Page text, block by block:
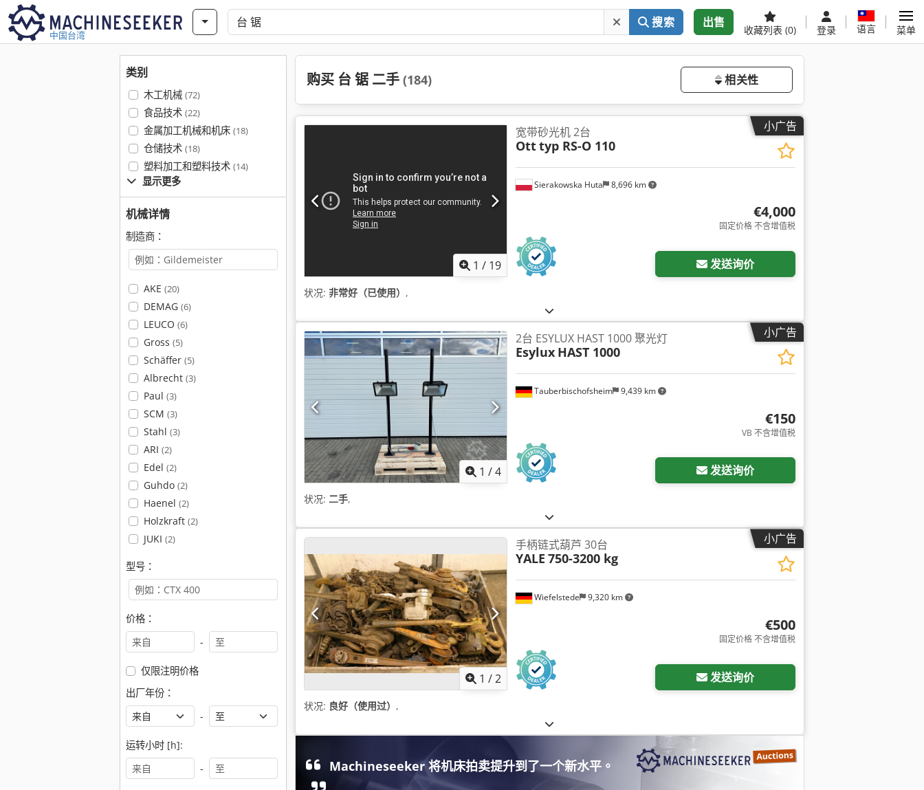
中国台湾
搜索 出售
收藏列表 (0) 登录 语言 菜单
类别
木工机械 (72)
食品技术 (22)
金属加工机械和机床 (18)
仓储技术 (18)
塑料加工和塑料技术 (14)
显示更多
机械详情
制造商：
AKE (20)
DEMAG (6)
LEUCO (6)
Gross (5)
Schäffer (5)
Albrecht (3)
Paul (3)
SCM (3)
Stahl (3)
ARI (2)
Edel (2)
Guhdo (2)
Haenel (2)
Holzkraft (2)
JUKI (2)
型号：
价格：
-
仅限注明价格
出厂年份：
-
运转小时 [h]:
-
购买 台 锯 二手 (184) 相关性
小广告
1 / 19
Sierakowska Huta 8,696 km
宽带砂光机 2台
Otttyp RS-O 110
€4,000
固定价格 不含增值税
发送询价
状况: 非常好（已使用） ,
小广告
1 /4
Tauberbischofsheim 9,439 km
2台 ESYLUX HAST 1000 聚光灯
Esylux HAST 1000
€150
VB 不含增值税
发送询价
状况: 二手,
小广告
请求更多图片
1 /2
Wiefelstede 9,320 km
手柄链式葫芦 30台
YALE 750-3200 kg
€500
固定价格 不含增值税
发送询价
状况: 良好（使用过） ,
Machineseeker 将机床拍卖提升到了一个新水平。